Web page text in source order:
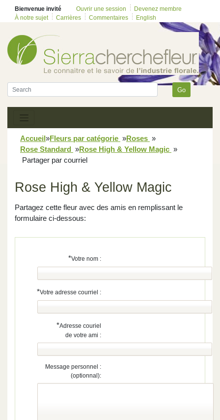
Bienvenue invité Ouvrir une session
Devenez membre
À notre sujet
Carrières Commentaires English
Go
Accueil»Fleurs par catégorie »Roses »
Rose Standard »Rose High & Yellow Magic »
Partager par courriel
Rose High & Yellow Magic
Partagez cette fleur avec des amis en remplissant le
formulaire ci-dessous:
*Votre nom :
*Votre adresse courriel :
*Adresse couriel
de votre ami :
Message personnel :
(optionnal):